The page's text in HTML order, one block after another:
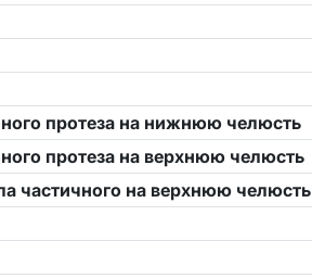
протеза на нижнюю челюсть
протеза на верхнюю челюсть
частичного на верхнюю челюсть